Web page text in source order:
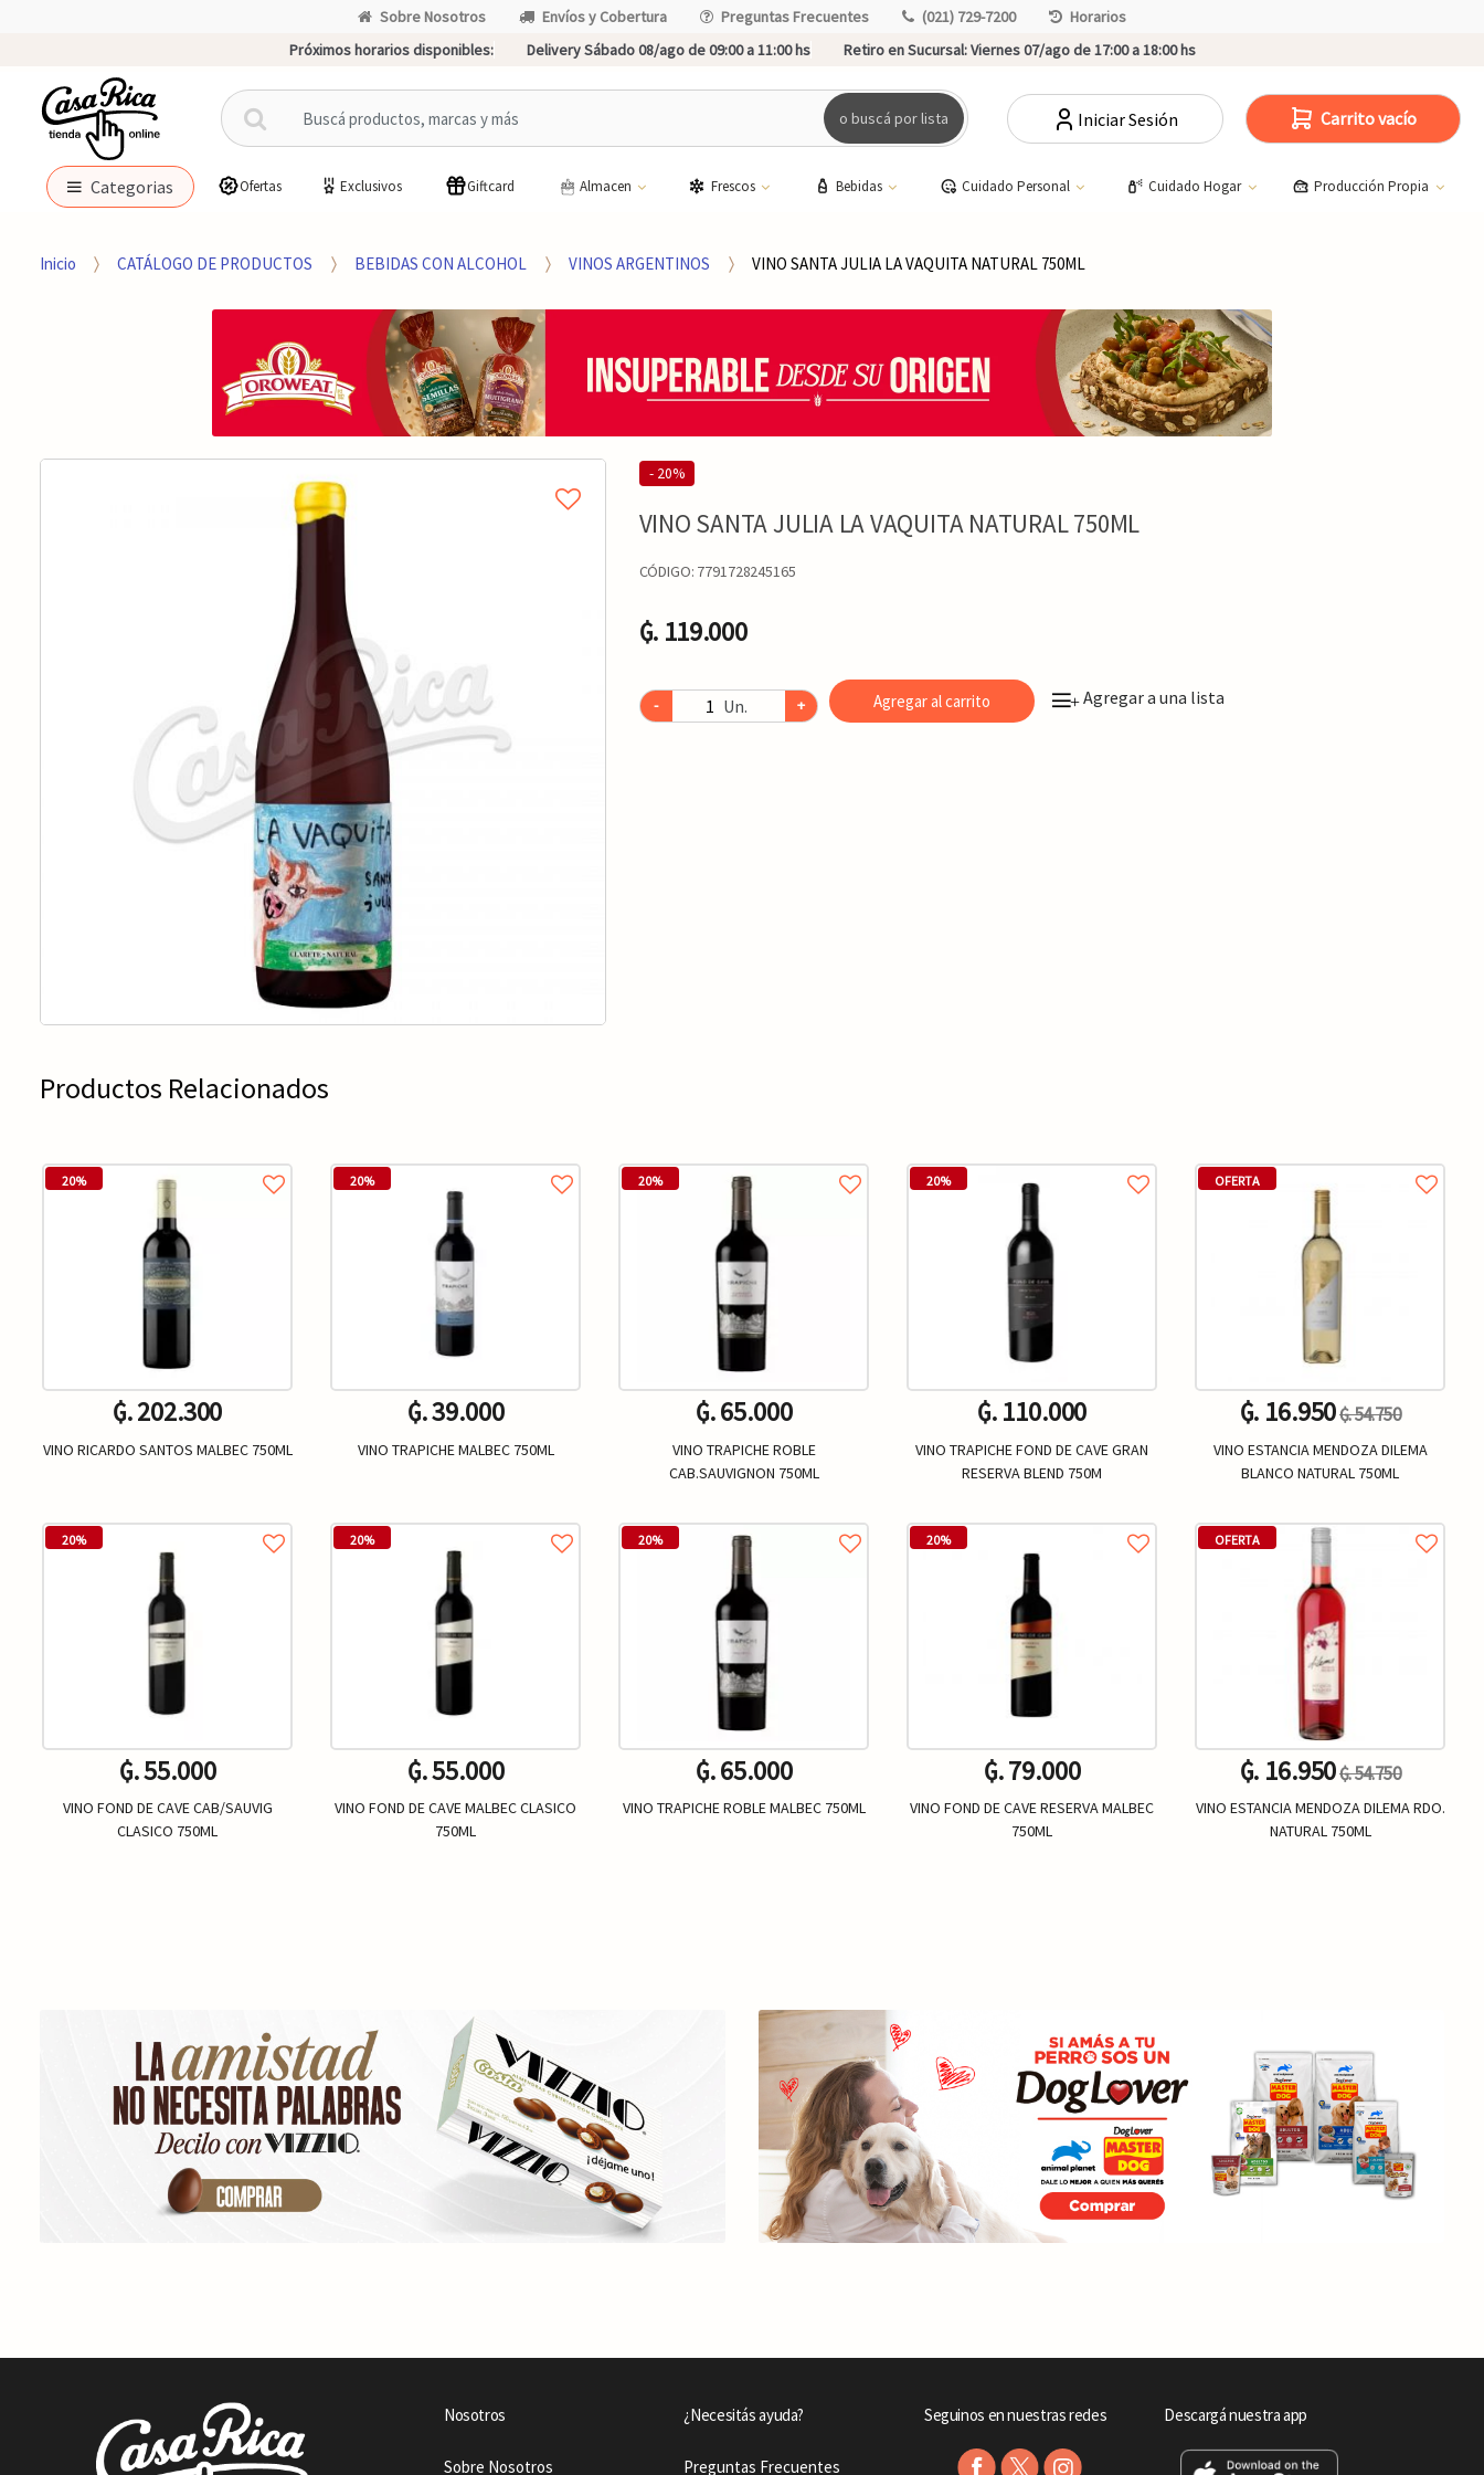
Sobre Nosotros Envíos y Cobertura Preguntas Frecuentes (021) 729-7200
Horarios
Próximos horarios disponibles:
Delivery Sábado 08/ago de 09:00 a 11:00 hs Retiro en Sucursal:Viernes 07/ago de 17:00 a 18:00 hs
B
u
c
p
r
o buscá por lista Iniciar Sesión Carrito vacío
Categorias Ofertas Exclusivos Giftcard Almacen Frescos Bebidas Cuidado Personal Cuidado Hogar Producción Propia
Inicio CATÁLOGO DE PRODUCTOS BEBIDAS CON ALCOHOL VINOS ARGENTINOS VINO SANTA JULIA LA VAQUITA NATURAL 750ML
- 20%
VINO SANTA JULIA LA VAQUITA NATURAL 750ML
CÓDIGO: 7791728245165
₲. 119.000
- Un. + Agregar al carrito +Agregar a una lista
Productos Relacionados
20%
₲. 202.300
VINO RICARDO SANTOS MALBEC 750ML
20%
₲. 55.000
VINO FOND DE CAVE CAB/SAUVIG
CLASICO 750ML
20%
₲. 39.000
VINO TRAPICHE MALBEC 750ML
20%
₲. 55.000
VINO FOND DE CAVE MALBEC CLASICO
750ML
20%
₲. 65.000
VINO TRAPICHE ROBLE
CAB.SAUVIGNON 750ML
20%
₲. 65.000
VINO TRAPICHE ROBLE MALBEC 750ML
20%
₲. 110.000
VINO TRAPICHE FOND DE CAVE GRAN
RESERVA BLEND 750M
20%
₲. 79.000
VINO FOND DE CAVE RESERVA MALBEC
750ML
OFERTA
₲. 16.950₲. 54.750
VINO ESTANCIA MENDOZA DILEMA
BLANCO NATURAL 750ML
OFERTA
₲. 16.950₲. 54.750
VINO ESTANCIA MENDOZA DILEMA RDO.
NATURAL 750ML
Nosotros
Sobre Nosotros
¿Necesitás ayuda?
Preguntas Frecuentes
Seguinos en nuestras redes Descargá nuestra app